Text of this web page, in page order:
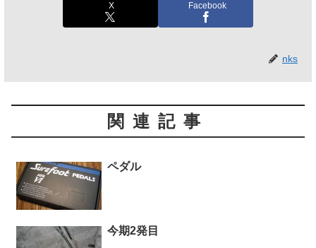
X Facebook
nks
関連記事
ペダル
今期2発目